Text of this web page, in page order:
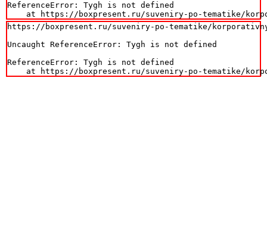
ReferenceError: Tygh is not defined
at https://boxpresent.ru/suveniry-po-tematike/
https://boxpresent.ru/suveniry-po-tematike/
Uncaught ReferenceError: Tygh is not defined
ReferenceError: Tygh is not defined
at https://boxpresent.ru/suveniry-po-tematike/